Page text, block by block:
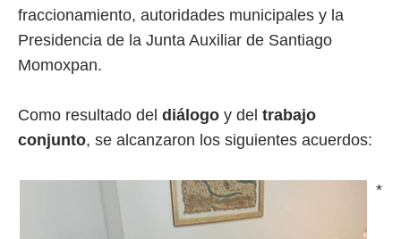
fraccionamiento, autoridades municipales y la
Presidencia de la Junta Auxiliar de Santiago
Momoxpan.
Como resultado del diálogo y del trabajo
conjunto, se alcanzaron los siguientes acuerdos:
*